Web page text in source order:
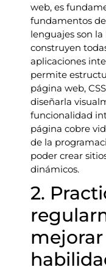
web, es
fundamentos de
lenguajes son la
construyen
aplicaciones
permite
página web,
diseñarla
funcionalidad
página cobre
de la
poder crear
dinámicos.
2.